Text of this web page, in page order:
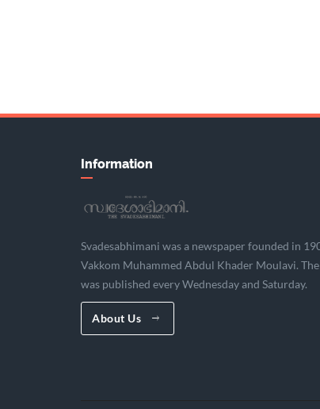
Information
Svadesabhimani was a newspaper founded in
Vakkom Muhammed Abdul Khader Moulavi.
was published every Wednesday and Saturday.
About Us